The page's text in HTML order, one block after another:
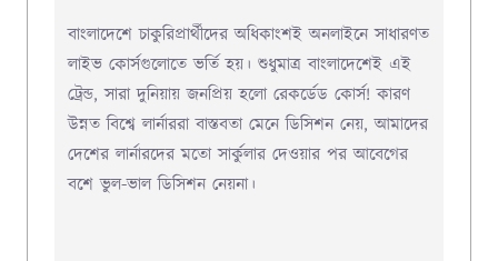
বাংলাদেশে চাকুরিপ্রার্থীদের অধিকাংশই অনলাইনে সাধারণত
লাইভ কোর্সগুলোতে ভর্তি হয়। শুধুমাত্র বাংলাদেশেই এই
ট্রেন্ড,সারা দুনিয়ায় জনপ্রিয় হলো রেকর্ডেড কোর্স! কারণ
উন্নত বিশ্বে লার্নাররাবাস্তবতা মেনে ডিসিশন নেয়, আমাদের
দেশের লার্নারদের মতো সার্কুলার দেওয়ার পরআবেগের
বশে ভুল-ভাল ডিসিশন নেয়না।